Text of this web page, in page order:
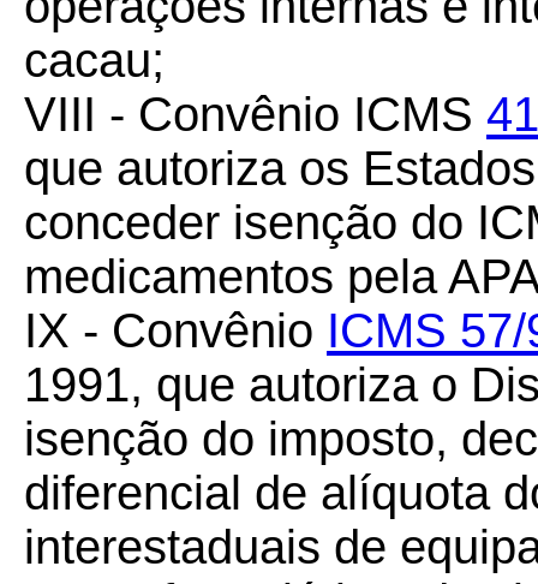
cacau;
VIII - Convênio ICMS
que autoriza os
conceder isenção do
medicamentos pela
IX - Convênio ICMS 57/
1991, que autoriza o
isenção do imposto,
diferencial de alíquota
interestaduais de